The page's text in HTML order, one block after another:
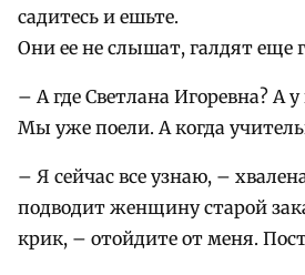
садитесь и ешьте.
Они ее не слышат, галдят еще
– А где Светлана Игоревна? А
Мы уже поели. А когда
– Я сейчас все узнаю, –
подводит женщину старой
крик, – отойдите от меня.